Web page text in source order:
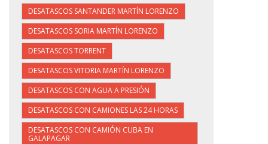
DESATASCOS SANTANDER MARTÍN LORENZO
DESATASCOS SORIA MARTÍN LORENZO
DESATASCOS TORRENT
DESATASCOS VITORIA MARTÍN LORENZO
DESATASCOS CON AGUA A PRESIÓN
DESATASCOS CON CAMIONES LAS 24 HORAS
DESATASCOS CON CAMIÓN CUBA EN
GALAPAGAR